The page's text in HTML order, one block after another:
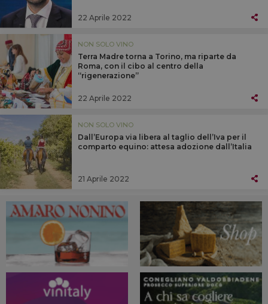
22 Aprile 2022
NON SOLO VINO
Terra Madre torna a Torino, ma riparte da
Roma, con il cibo al centro della
“rigenerazione”
22 Aprile 2022
NON SOLO VINO
Dall’Europa via libera al taglio dell’Iva per il
comparto equino: attesa adozione dall’Italia
21 Aprile 2022